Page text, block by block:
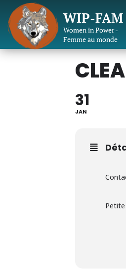
WIP-FAM
Women in Power -
Femme au monde
31
JAN